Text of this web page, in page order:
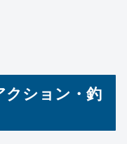
クション・釣